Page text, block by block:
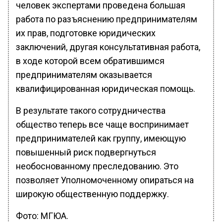
человек экспертами проведена большая
работа по разъяснению предпринимателям
их прав, подготовке юридических
заключений, другая консультативная работа,
в ходе которой всем обратившимся
предпринимателям оказывается
квалифицированная юридическая помощь.
В результате такого сотрудничества
общество теперь все чаще воспринимает
предпринимателей как группу, имеющую
повышенный риск подвергнуться
необоснованному преследованию. Это
позволяет Уполномоченному опираться на
широкую общественную поддержку.
Фото: МГЮА.